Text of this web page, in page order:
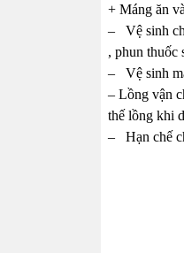
+ Máng ăn
– Vệ sinh
, phun thuốc
– Vệ sinh
– Lồng vận
thế lồng khi
– Hạn chế